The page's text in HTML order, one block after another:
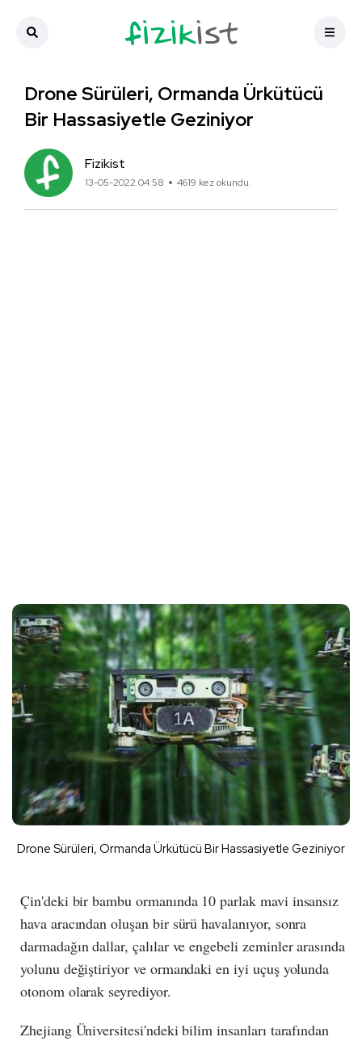
Drone Sürüleri, Ormanda Ürkütücü
Bir Hassasiyetle Geziniyor
Fizikist
13-05-2022 04:58 4619 kez okundu.
Drone Sürüleri, Ormanda Ürkütücü Bir Hassasiyetle Geziniyor
Çin'deki bir bambu ormanında 10 parlak mavi insansız
hava aracından oluşan bir sürü havalanıyor, sonra
darmadağın dallar, çalılar ve engebeli zeminler arasında
yolunu değiştiriyor ve ormandaki en iyi uçuş yolunda
otonom olarak seyrediyor.
Zhejiang Üniversitesi'ndeki bilim insanları tarafından